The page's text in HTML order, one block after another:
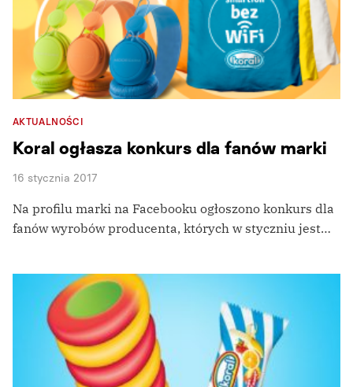
AKTUALNOŚCI
Koral ogłasza konkurs dla fanów marki
16 stycznia 2017
Na profilu marki na Facebooku ogłoszono konkurs dla
fanów wyrobów producenta, których w styczniu jest…